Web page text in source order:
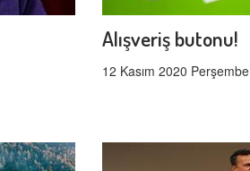
Alışveriş butonu!
12 Kasım 2020 Perşembe